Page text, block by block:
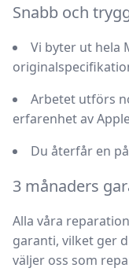
Snabb och
Vi byter ut hela
Arbetet utförs
erfarenhet av
Du återfår en
3 månaders
Alla våra
garanti, vilket ger
väljer oss som